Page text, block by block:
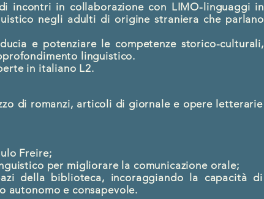
incontri in collaborazione con LIMO-linguaggi in
negli adulti di origine straniera che parlano
e potenziare le competenze storico-culturali,
linguistico.
in italiano L2.
di romanzi, articoli di giornale e opere letterarie
Freire;
per migliorare la comunicazione orale;
della biblioteca, incoraggiando la capacità di
autonomo e consapevole.